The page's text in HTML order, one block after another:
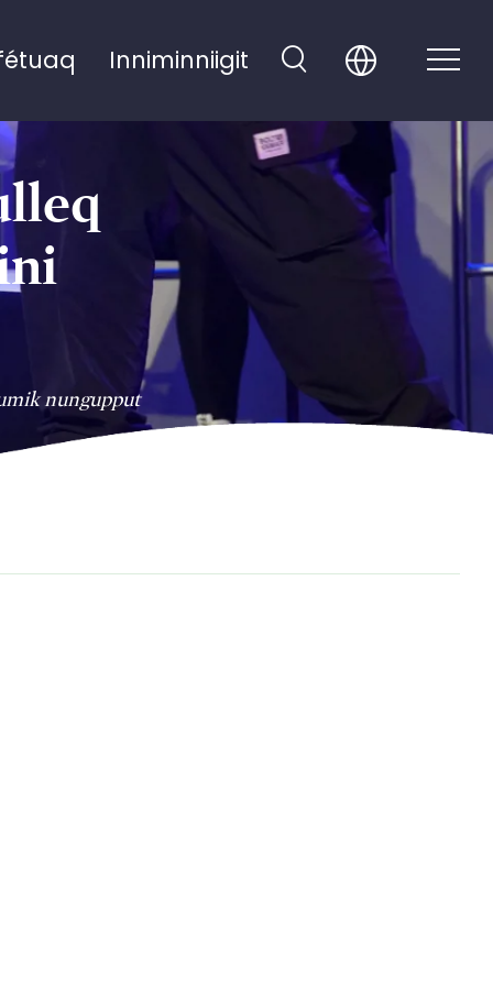
Inniminniigit
nungupput